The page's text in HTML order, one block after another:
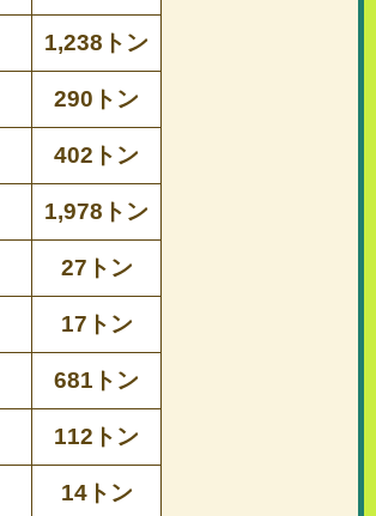
1,238トン
290トン
402トン
1,978トン
27トン
17トン
681トン
112トン
14トン